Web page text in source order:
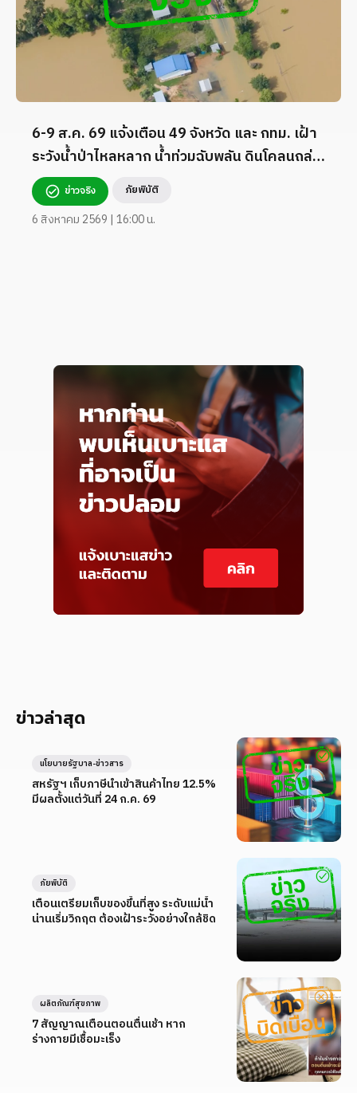
6-9 ส.ค. 69 แจ้งเตือน 49 จังหวัด และ กทม. เฝ้า
ระวังน้ำป่าไหลหลาก น้ำท่วมฉับพลัน ดินโคลนถล่ม
และคลื่นลมแรง
ข่าวจริง ภัยพิบัติ
6 สิงหาคม 2569 | 16:00 น.
ข่าวล่าสุด
สหรัฐฯ เก็บภาษีนำเข้าสินค้าไทย 12.5%
มีผลตั้งแต่วันที่ 24 ก.ค. 69
นโยบายรัฐบาล-ข่าวสาร
เตือนเตรียมเก็บของขึ้นที่สูง ระดับแม่น้ำ
น่านเริ่มวิกฤต ต้องเฝ้าระวังอย่างใกล้ชิด
ภัยพิบัติ
7 สัญญาณเตือนตอนตื่นเช้า หาก
ร่างกายมีเชื้อมะเร็ง
ผลิตภัณฑ์สุขภาพ